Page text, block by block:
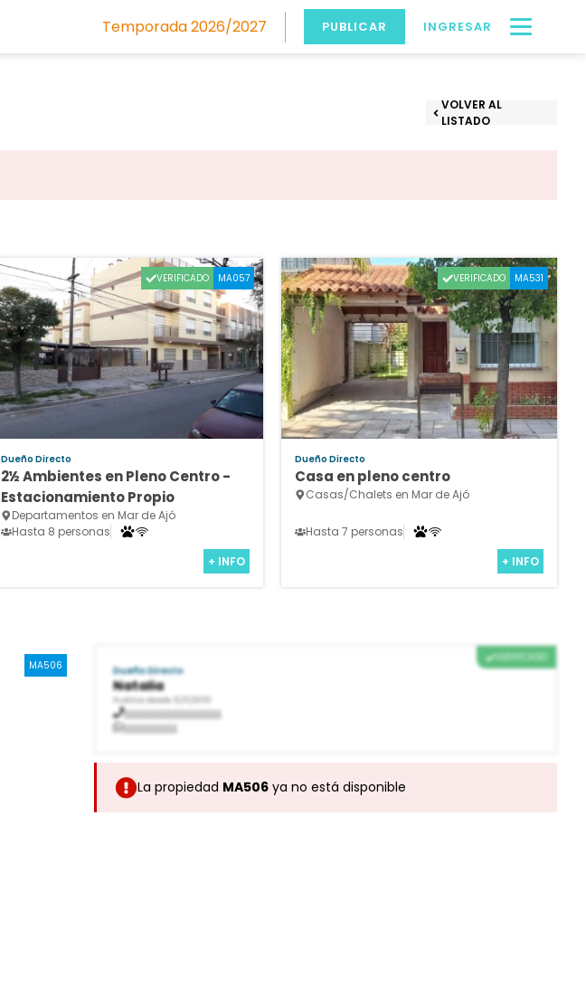
Temporada 2026/2027 PUBLICAR INGRESAR
VOLVER AL
LISTADO
VERIFICADO MA057
Dueño Directo
2½ Ambientes en Pleno Centro -
Estacionamiento Propio
Departamentos en Mar de Ajó
Hasta 8 personas
+ INFO
VERIFICADO MA531
Dueño Directo
Casa en pleno centro
Casas/Chalets en Mar de Ajó
Hasta 7 personas
+ INFO
MA506 Dueño Directo
Natalia
Publica desde 12/11/2010
xxxxxxxxxxxxxxxxxx
xxxxxxxxxx
VERIFICADO
La propiedad MA506 ya no está disponible